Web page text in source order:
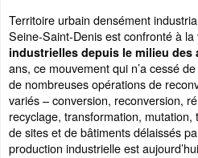
Territoire urbain densément
Seine-Saint-Denis est confronté à la
industrielles depuis le milieu des
ans, ce mouvement qui n’a cessé
de nombreuses opérations de
variés – conversion, reconversion,
recyclage, transformation,
de sites et de bâtiments délaissés
production industrielle est